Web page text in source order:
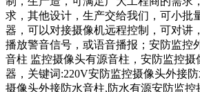
求，其他设计，生产交给我们，可小批
器，可以对接摄像机远程控制，可对讲
播放警音信号，或语音播报；安防监控
音柱 监控摄像头有源音柱，安防监控摄
器，关键词:220V安防监控摄像头外接
摄像头外接防水音柱,防水有源安防监控